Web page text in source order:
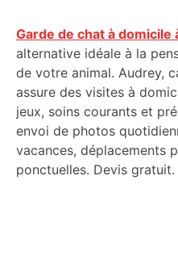
Garde de chat à domicile
alternative idéale à la
de votre animal. Audrey,
assure des visites à
jeux, soins courants et
envoi de photos
vacances, déplacements
ponctuelles. Devis gratuit.